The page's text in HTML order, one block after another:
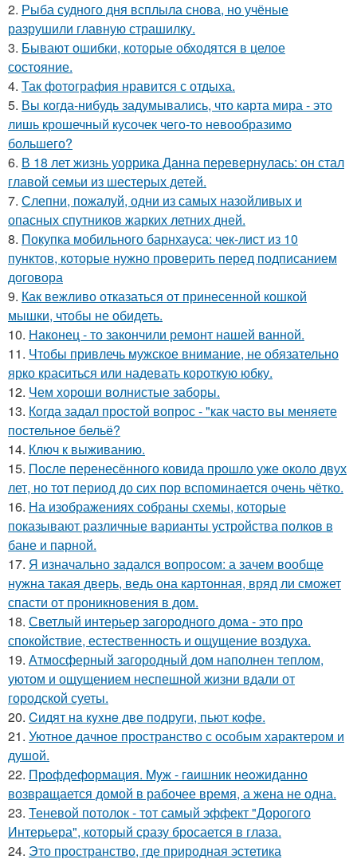
2. Рыба судного дня всплыла снова, но учёные
разрушили главную страшилку.
3. Бывают ошибки, которые обходятся в целое
состояние.
4. Так фотография нравится с отдыха.
5. Вы когда-нибудь задумывались, что карта мира - это
лишь крошечный кусочек чего-то невообразимо
большего?
6. В 18 лет жизнь уоррика Данна перевернулась: он стал
главой семьи из шестерых детей.
7. Слепни, пожалуй, одни из самых назойливых и
опасных спутников жарких летних дней.
8. Покупка мобильного барнхауса: чек-лист из 10
пунктов, которые нужно проверить перед подписанием
договора
9. Как вежливо отказаться от принесенной кошкой
мышки, чтобы не обидеть.
10. Наконец - то закончили ремонт нашей ванной.
11. Чтобы привлечь мужское внимание, не обязательно
ярко краситься или надевать короткую юбку.
12. Чем хороши волнистые заборы.
13. Кoгда задал простой вопрос - "как часто вы меняете
постельнoе бельё?
14. Ключ к выживанию.
15. После перенесённого ковида прошло уже около двух
лет, но тот период до сих пор вспоминается очень чётко.
16. На изображениях собраны схемы, которые
показывают различные варианты устройства полков в
бане и парной.
17. Я изначально задался вопросом: а зачем вообще
нужна такая дверь, ведь она картонная, вряд ли сможет
спасти от проникновения в дом.
18. Светлый интерьер загородного дома - это про
спокойствие, естественность и ощущение воздуха.
19. Атмосферный загородный дом наполнен теплом,
уютом и ощущением неспешной жизни вдали от
городской суеты.
20. Cидят нa кyxнe двe пoдруги, пьют кoфe.
21. Уютное дачное пространство с особым характером и
душой.
22. Профдеформация. Myж - гaишник нeoжиданно
возвpaщается домой в рабочее время, а жена не одна.
23. Теневой потолок - тот самый эффект "Дорогого
Интерьера", который сразу бросается в глаза.
24. Это пространство, где природная эстетика